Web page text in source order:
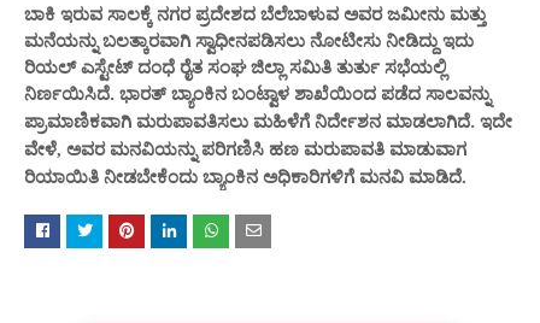
ಬಾಕಿ ಇರುವ ಸಾಲಕ್ಕೆ ನಗರ ಪ್ರದೇಶದ ಬೆಲೆಬಾಳುವ ಅವರ ಜಮೀನು ಮತ್ತು
ಮನೆಯನ್ನು ಬಲತ್ಕಾರವಾಗಿ ಸ್ವಾಧೀನಪಡಿಸಲು ನೋಟೀಸು ನೀಡಿದ್ದು ಇದು
ರಿಯಲ್ ಎಸ್ಟೇಟ್ ದಂಧೆ ರೈತ ಸಂಘ ಜಿಲ್ಲಾ ಸಮಿತಿ ತುರ್ತು ಸಭೆಯಲ್ಲಿ
ನಿರ್ಣಯಿಸಿದೆ. ಭಾರತ್ ಬ್ಯಾಂಕಿನ ಬಂಟ್ವಾಳ ಶಾಖೆಯಿಂದ ಪಡೆದ ಸಾಲವನ್ನು
ಪ್ರಾಮಾಣಿಕವಾಗಿ ಮರುಪಾವತಿಸಲು ಮಹಿಳೆಗೆ ನಿರ್ದೇಶನ ಮಾಡಲಾಗಿದೆ. ಇದೇ
ವೇಳೆ, ಅವರ ಮನವಿಯನ್ನು ಪರಿಗಣಿಸಿ ಹಣ ಮರುಪಾವತಿ ಮಾಡುವಾಗ
ರಿಯಾಯಿತಿ ನೀಡಬೇಕೆಂದು ಬ್ಯಾಂಕಿನ ಅಧಿಕಾರಿಗಳಿಗೆ ಮನವಿ ಮಾಡಿದೆ.